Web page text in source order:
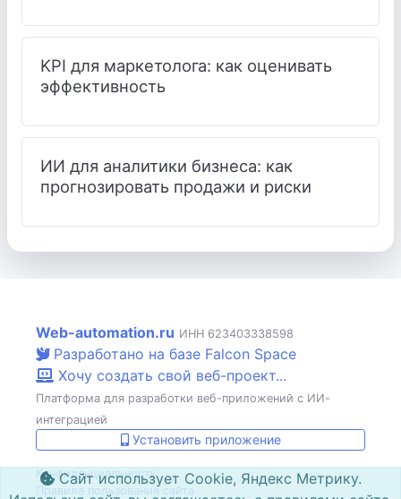
KPI для маркетолога: как оценивать
эффективность
ИИ для аналитики бизнеса: как
прогнозировать продажи и риски
Web-automation.ru ИНН 623403338598
Разработано на базе Falcon Space
Хочу создать свой веб-проект...
Платформа для разработки веб-приложений с ИИ-
интеграцией
Установить приложение
Конфиденциальность
Правила пользования сайта
Сайт использует Cookie, Яндекс Метрику.